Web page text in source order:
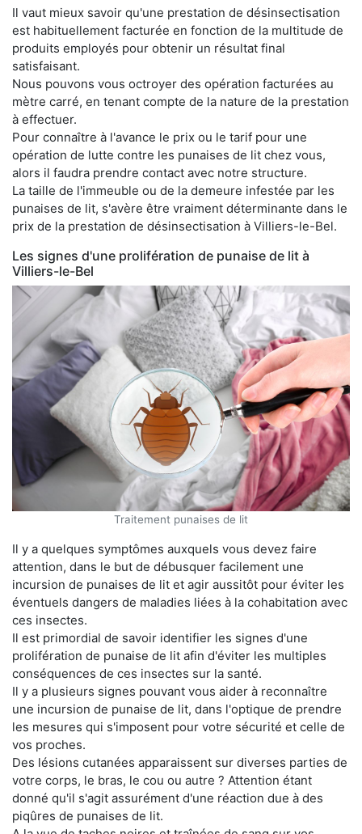
Il vaut mieux savoir qu'une prestation de désinsectisation
est habituellement facturée en fonction de la multitude de
produits employés pour obtenir un résultat final
satisfaisant.
Nous pouvons vous octroyer des opération facturées au
mètre carré, en tenant compte de la nature de la prestation
à effectuer.
Pour connaître à l'avance le prix ou le tarif pour une
opération de lutte contre les punaises de lit chez vous,
alors il faudra prendre contact avec notre structure.
La taille de l'immeuble ou de la demeure infestée par les
punaises de lit, s'avère être vraiment déterminante dans le
prix de la prestation de désinsectisation à Villiers-le-Bel.
Les signes d'une prolifération de punaise de lit à
Villiers-le-Bel
Traitement punaises de lit
Il y a quelques symptômes auxquels vous devez faire
attention, dans le but de débusquer facilement une
incursion de punaises de lit et agir aussitôt pour éviter les
éventuels dangers de maladies liées à la cohabitation avec
ces insectes.
Il est primordial de savoir identifier les signes d'une
prolifération de punaise de lit afin d'éviter les multiples
conséquences de ces insectes sur la santé.
Il y a plusieurs signes pouvant vous aider à reconnaître
une incursion de punaise de lit, dans l'optique de prendre
les mesures qui s'imposent pour votre sécurité et celle de
vos proches.
Des lésions cutanées apparaissent sur diverses parties de
votre corps, le bras, le cou ou autre ? Attention étant
donné qu'il s'agit assurément d'une réaction due à des
piqûres de punaises de lit.